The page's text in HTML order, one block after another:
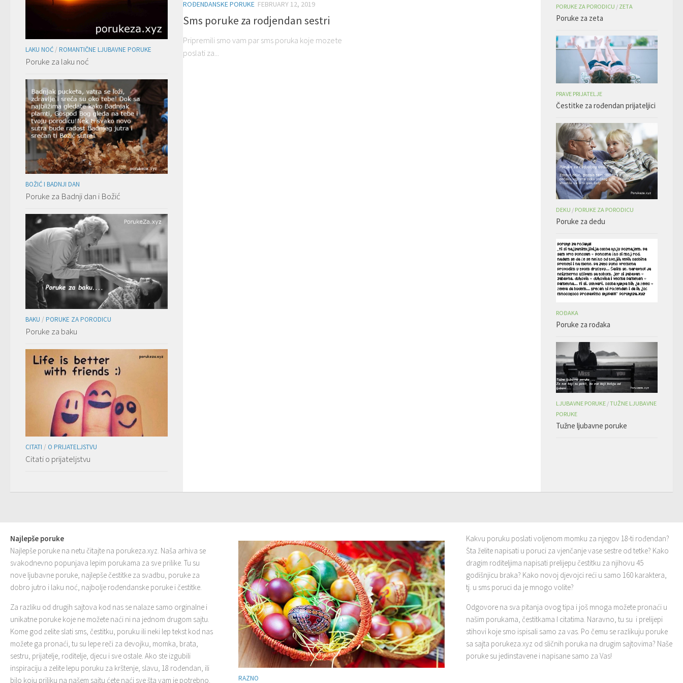
ROĐENDANSKE PORUKE FEBRUARY 12, 2019
Sms poruke za rodjendan sestri
Pripremili smo vam par sms poruka koje mozete
poslati za...
LAKU NOĆ / ROMANTIČNE LJUBAVNE PORUKE
Poruke za laku noć
BOŽIĆ I BADNJI DAN
Poruke za Badnji dan i Božić
BAKU / PORUKE ZA PORODICU
Poruke za baku
CITATI / O PRIJATELJSTVU
Citati o prijateljstvu
PORUKE ZA PORODICU / ZETA
Poruke za zeta
PRAVE PRIJATELJE
Čestitke za rođendan prijateljici
DEKU / PORUKE ZA PORODICU
Poruke za dedu
ROĐAKA
Poruke za rođaka
LJUBAVNE PORUKE /TUŽNE LJUBAVNE
PORUKE
Tužne ljubavne poruke
Najlepše poruke
Najlepše poruke na netu čitajte na porukeza.xyz. Naša arhiva se
svakodnevno popunjava lepim porukama za sve prilike. Tu su
nove ljubavne poruke, najlepše čestitke za svadbu, poruke za
dobro jutro i laku noć, najbolje rođendanske poruke i čestitke.
Za razliku od drugih sajtova kod nas se nalaze samo orginalne i
unikatne poruke koje ne možete naći ni na jednom drugom sajtu.
Kome god zelite slati sms, čestitku, poruku ili neki lep tekst kod nas
možete ga pronaći, tu su lepe reči za devojku, momka, brata,
sestru, prijatelje, roditelje, djecu i sve ostale. Ako ste izgubili
inspiraciju a zelite lepu poruku za krštenje, slavu, 18 rođendan, ili
bilo koju priliku na našem sajtu ćete naći sve šta vam je potrebno.
RAZNO
Kakvu poruku poslati voljenom momku za njegov 18-ti rođendan?
Šta želite napisati u poruci za vjenčanje vase sestre od tetke? Kako
dragim roditeljima napisati prelijepu čestitku za njihovu 45
godišnjicu braka? Kako novoj djevojci reći u samo 160 karaktera,
tj. u sms poruci da je mnogo volite?
Odgovore na sva pitanja ovog tipa i još mnoga možete pronaći u
našim porukama, čestitkama I citatima. Naravno, tu su i prelijepi
stihovi koje smo ispisali samo za vas. Po čemu se razlikuju poruke
sa sajta porukeza.xyz od sličnih poruka na drugim sajtovima? Naše
poruke su jedinstavene i napisane samo za Vas!